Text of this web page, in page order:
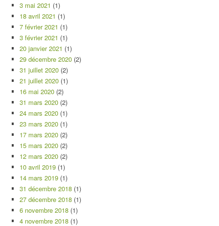
3 mai 2021 (1)
18 avril 2021 (1)
7 février 2021 (1)
3 février 2021 (1)
20 janvier 2021 (1)
29 décembre 2020 (2)
31 juillet 2020 (2)
21 juillet 2020 (1)
16 mai 2020 (2)
31 mars 2020 (2)
24 mars 2020 (1)
23 mars 2020 (1)
17 mars 2020 (2)
15 mars 2020 (2)
12 mars 2020 (2)
10 avril 2019 (1)
14 mars 2019 (1)
31 décembre 2018 (1)
27 décembre 2018 (1)
6 novembre 2018 (1)
4 novembre 2018 (1)